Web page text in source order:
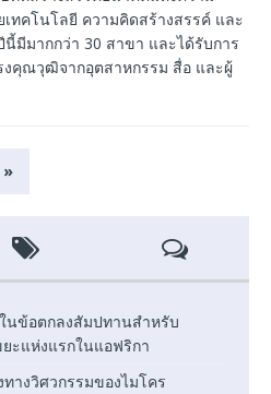
ทคโนโลยี ความคิดสร้างสรรค์ และ
มีมากกว่า 30 สาขา และได้รับการ
งคุณวุฒิจากอุตสาหกรรม สื่อ และผู้
»
นข้อตกลงสัมปทานสำหรับ
ะแห่งแรกในแอฟริกา
างวิศวกรรมของไมโคร